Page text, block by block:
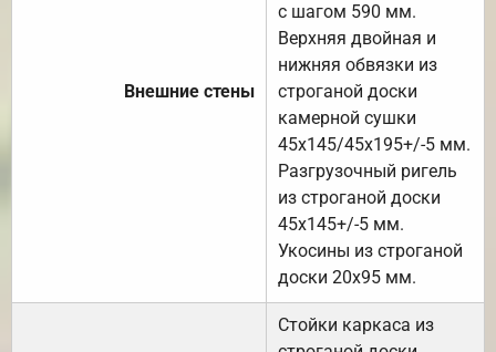
Внешние стены
с шагом 590 мм.
Верхняя двойная и
нижняя обвязки из
строганой доски
камерной сушки
45х145/45х195+/-5 мм.
Разгрузочный ригель
из строганой доски
45х145+/-5 мм.
Укосины из строганой
доски 20х95 мм.
Стойки каркаса из